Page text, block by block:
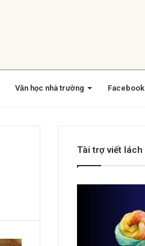
Văn học nhà trường Facebook
Tài trợ viết lách